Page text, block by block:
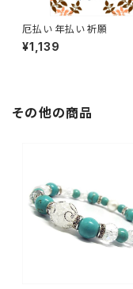
厄払い 年払い 祈願
¥1,139
その他の商品